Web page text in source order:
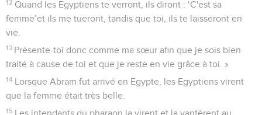
12 Quand les Egyptiens te verront, ils diront : ‘C'est sa
femme’et ils me tueront, tandis que toi, ils te laisseront en
vie.
13 Présente-toi donc comme ma sœur afin que je sois bien
traité à cause de toi et que je reste en vie grâce à toi. »
14 Lorsque Abram fut arrivé en Egypte, les Egyptiens virent
que la femme était très belle.
15 Les intendants du pharaon la virent et la vantèrent au